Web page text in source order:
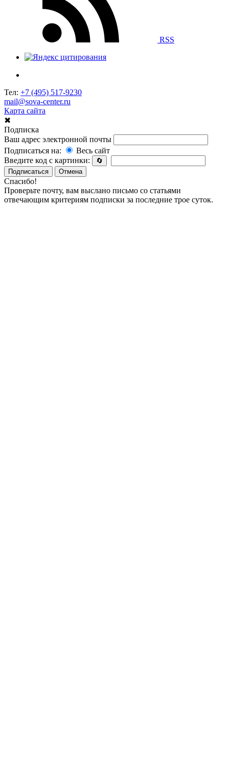
RSS
Тел: +7 (495) 517-9230
mail@sova-center.ru
Карта сайта
✖
Подписка
Ваш адрес электронной почты
Подписаться на:
Весь сайт
Введите код с картинки:
🔄
Подписаться
Отмена
Спасибо!
Проверьте почту, вам выслано письмо со статьями
отвечающим критериям подписки за последние трое суток.